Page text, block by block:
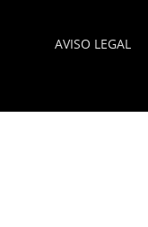
AVISO LEGAL